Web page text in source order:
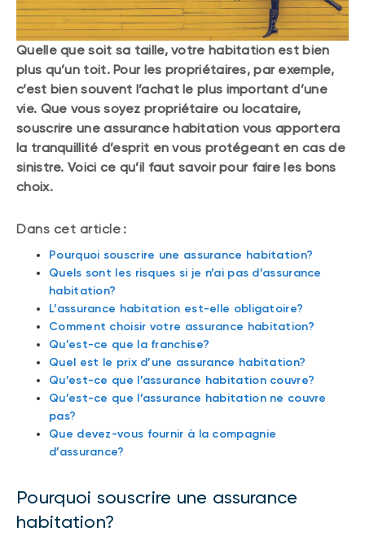
Quelle que soit sa taille, votre habitation est bien
plus qu’un toit. Pour les propriétaires, par exemple,
c’est bien souvent l’achat le plus important d’une
vie. Que vous soyez propriétaire ou locataire,
souscrire une assurance habitation vous apportera
la tranquillité d’esprit en vous protégeant en cas de
sinistre. Voici ce qu’il faut savoir pour faire les bons
choix.
Dans cet article :
Pourquoi souscrire une assurance habitation?
Quels sont les risques si je n’ai pas d’assurance
habitation?
L’assurance habitation est-elle obligatoire?
Comment choisir votre assurance habitation?
Qu’est-ce que la franchise?
Quel est le prix d’une assurance habitation?
Qu’est-ce que l’assurance habitation couvre?
Qu’est-ce que l’assurance habitation ne couvre
pas?
Que devez-vous fournir à la compagnie
d’assurance?
Pourquoi souscrire une assurance
habitation?